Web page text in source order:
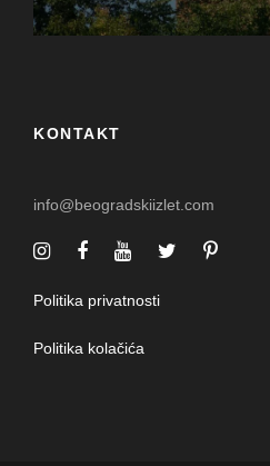
KONTAKT
info@beogradskiizlet.com
Politika privatnosti
Politika kolačića